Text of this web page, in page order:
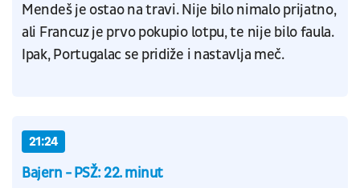
Mendeš je ostao na travi. Nije bilo nimalo prijatno,
ali Francuz je prvo pokupio lotpu, te nije bilo faula.
Ipak, Portugalac se pridiže i nastavlja meč.
21:24
Bajern - PSŽ: 22. minut